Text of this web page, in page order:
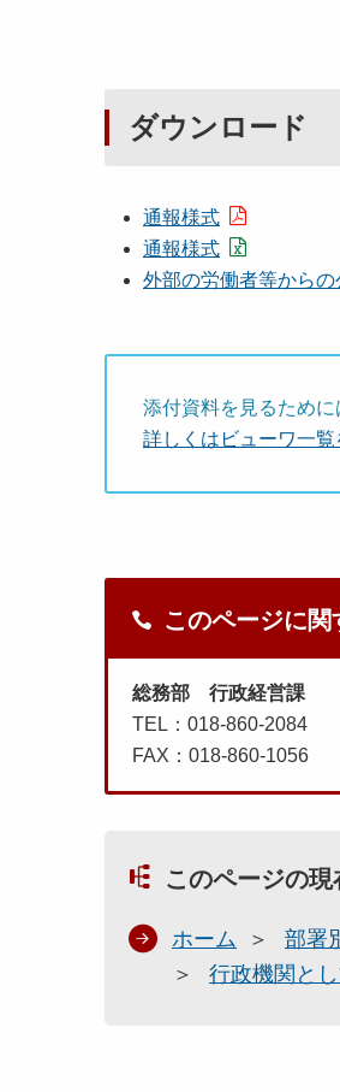
ダウンロード
通報様式
通報様式
外部の労働者等から
添付資料を見るために
詳しくはビューワ一覧
このページに
総務部 行政経営課
TEL：018-860-2084
FAX：018-860-1056
このページの現
ホーム 部署
行政機関と